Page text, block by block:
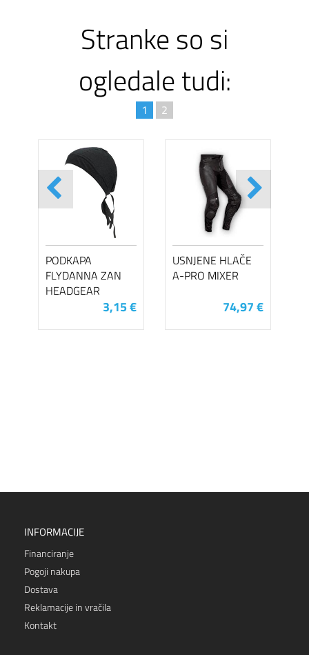
Stranke so si
ogledale tudi:
1 2
PODKAPA
FLYDANNA ZAN
HEADGEAR
3,15 €
USNJENE HLAČE
A-PRO MIXER
74,97 €
INFORMACIJE
Financiranje
Pogoji nakupa
Dostava
Reklamacije in vračila
Kontakt